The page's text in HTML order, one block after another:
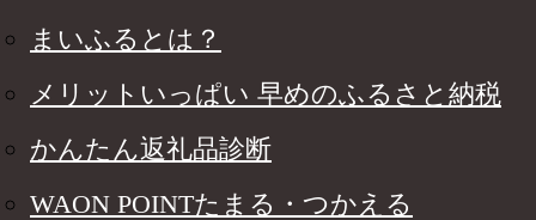
まいふるとは？
メリットいっぱい 早めのふるさと納税
かんたん返礼品診断
WAON POINTたまる・つかえる